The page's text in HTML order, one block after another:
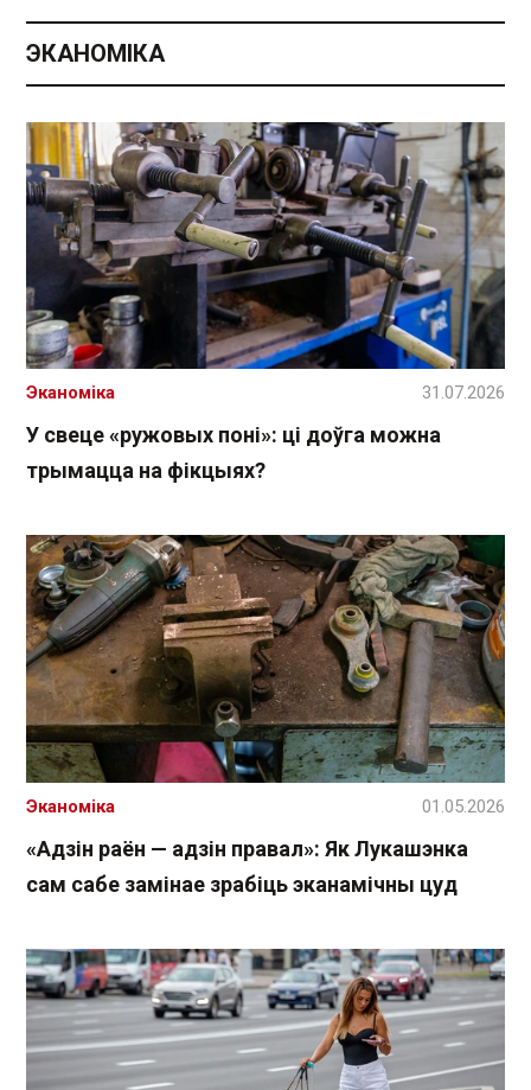
ЭКАНОМІКА
У свеце «ружовых поні»: ці доўга можна
трымацца на фікцыях?
Эканоміка 31.07.2026
«Адзін раён — адзін правал»: Як Лукашэнка
сам сабе замінае зрабіць эканамічны цуд
Эканоміка 01.05.2026